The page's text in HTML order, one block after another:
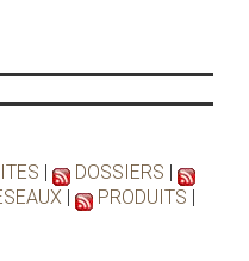
DOSSIERS
PRODUITS